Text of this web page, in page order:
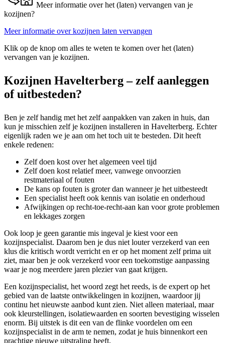
Meer informatie over het (laten) vervangen van je
kozijnen?
Meer informatie over kozijnen laten vervangen
Klik op de knop om alles te weten te komen over het (laten)
vervangen van je kozijnen.
Kozijnen Havelterberg – zelf aanleggen
of uitbesteden?
Ben je zelf handig met het zelf aanpakken van zaken in huis, dan
kun je misschien zelf je kozijnen installeren in Havelterberg. Echter
eigenlijk raden we je aan om het toch uit te besteden. Dit heeft
enkele redenen:
Zelf doen kost over het algemeen veel tijd
Zelf doen kost relatief meer, vanwege onvoorzien
restmateriaal of fouten
De kans op fouten is groter dan wanneer je het uitbesteedt
Een specialist heeft ook kennis van isolatie en onderhoud
Afwijkingen op recht-toe-recht-aan kan voor grote problemen
en lekkages zorgen
Ook loop je geen garantie mis ingeval je kiest voor een
kozijnspecialist. Daarom ben je dus niet louter verzekerd van een
klus die kritisch wordt verricht en er op het moment zelf prima uit
ziet, maar ben je ook verzekerd voor een toekomstige aanpassing
waar je nog meerdere jaren plezier van gaat krijgen.
Een kozijnspecialist, het woord zegt het reeds, is de expert op het
gebied van de laatste ontwikkelingen in kozijnen, waardoor jij
continu het nieuwste aanbod kunt zien. Niet alleen materiaal, maar
ook kleurstellingen, isolatiewaarden en soorten bevestiging wisselen
enorm. Bij uitstek is dit een van de flinke voordelen om een
kozijnspecialist in de arm te nemen, zodat je huis binnenkort een
prachtige nieuwe uitstraling heeft.